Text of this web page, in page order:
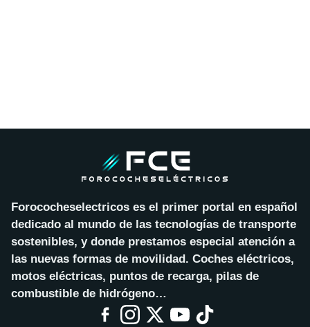
Forococheselectricos es el primer portal en español
dedicado al mundo de las tecnologías de transporte
sostenibles, y donde prestamos especial atención a
las nuevas formas de movilidad. Coches eléctricos,
motos eléctricas, puntos de recarga, pilas de
combustible de hidrógeno…